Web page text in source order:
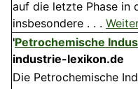
auf die letzte Phase in
insbesondere . . .
'Petrochemische
industrie-lexikon.de
Die Petrochemische